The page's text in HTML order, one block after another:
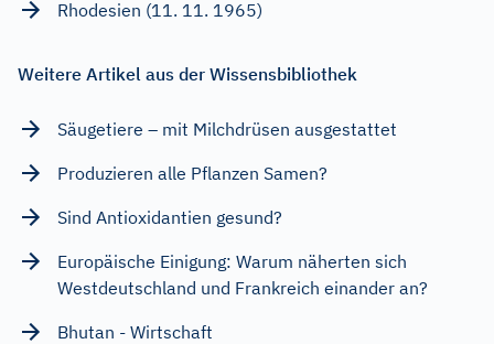
Rhodesien (11. 11. 1965)
Weitere Artikel aus der Wissensbibliothek
Säugetiere – mit Milchdrüsen ausgestattet
Produzieren alle Pflanzen Samen?
Sind Antioxidantien gesund?
Europäische Einigung: Warum näherten sich
Westdeutschland und Frankreich einander an?
Bhutan - Wirtschaft